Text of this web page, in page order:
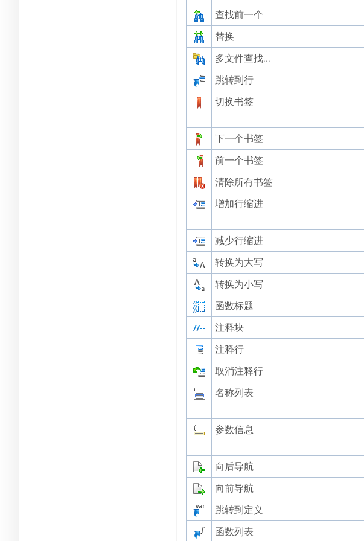
查找前一个
替换
多文件查找...
跳转到行
切换书签
下一个书签
前一个书签
清除所有书签
增加行缩进
减少行缩进
转换为大写
转换为小写
函数标题
注释块
注释行
取消注释行
名称列表
参数信息
向后导航
向前导航
跳转到定义
函数列表